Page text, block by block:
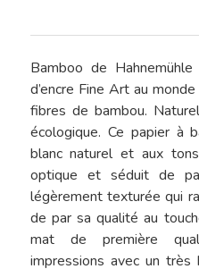
Bamboo de
d’encre Fine Art au
fibres de bambou.
écologique. Ce papier à
blanc naturel et aux
optique et séduit de
légèrement texturée qui
de par sa qualité au
mat de première
impressions avec un